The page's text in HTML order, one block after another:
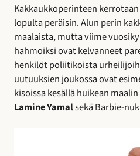
Kakkaukkoperinteen
lopulta peräisin. Alun perin
maalaista, mutta viime
hahmoiksi ovat kelvanneet
henkilöt poliitikoista
uutuuksien joukossa ovat
kisoissa kesällä huikean
Lamine Yamalsekä Barbie-